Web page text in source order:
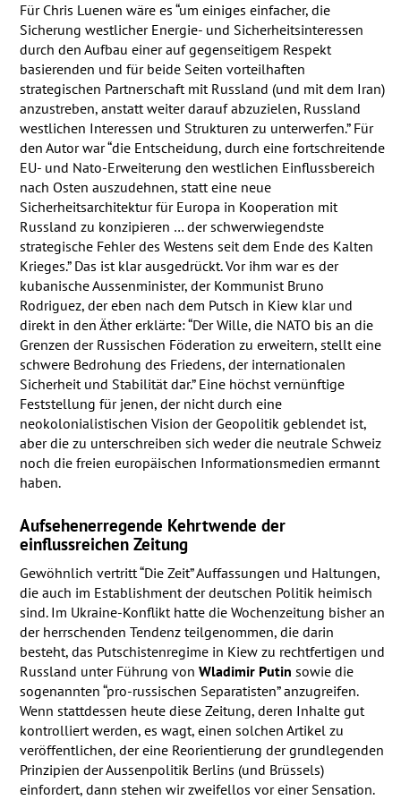
Für Chris Luenen wäre es “um einiges einfacher, die
Sicherung westlicher Energie- und Sicherheitsinteressen
durch den Aufbau einer auf gegenseitigem Respekt
basierenden und für beide Seiten vorteilhaften
strategischen Partnerschaft mit Russland (und mit dem Iran)
anzustreben, anstatt weiter darauf abzuzielen, Russland
westlichen Interessen und Strukturen zu unterwerfen.” Für
den Autor war “die Entscheidung, durch eine fortschreitende
EU- und Nato-Erweiterung den westlichen Einflussbereich
nach Osten auszudehnen, statt eine neue
Sicherheitsarchitektur für Europa in Kooperation mit
Russland zu konzipieren … der schwerwiegendste
strategische Fehler des Westens seit dem Ende des Kalten
Krieges.” Das ist klar ausgedrückt. Vor ihm war es der
kubanische Aussenminister, der Kommunist Bruno
Rodriguez, der eben nach dem Putsch in Kiew klar und
direkt in den Äther erklärte: “Der Wille, die NATO bis an die
Grenzen der Russischen Föderation zu erweitern, stellt eine
schwere Bedrohung des Friedens, der internationalen
Sicherheit und Stabilität dar.” Eine höchst vernünftige
Feststellung für jenen, der nicht durch eine
neokolonialistischen Vision der Geopolitik geblendet ist,
aber die zu unterschreiben sich weder die neutrale Schweiz
noch die freien europäischen Informationsmedien ermannt
haben.
Aufsehenerregende Kehrtwende der
einflussreichen Zeitung
Gewöhnlich vertritt “Die Zeit” Auffassungen und Haltungen,
die auch im Establishment der deutschen Politik heimisch
sind. Im Ukraine-Konflikt hatte die Wochenzeitung bisher an
der herrschenden Tendenz teilgenommen, die darin
besteht, das Putschistenregime in Kiew zu rechtfertigen und
Russland unter Führung von Wladimir Putin sowie die
sogenannten “pro-russischen Separatisten” anzugreifen.
Wenn stattdessen heute diese Zeitung, deren Inhalte gut
kontrolliert werden, es wagt, einen solchen Artikel zu
veröffentlichen, der eine Reorientierung der grundlegenden
Prinzipien der Aussenpolitik Berlins (und Brüssels)
einfordert, dann stehen wir zweifellos vor einer Sensation.